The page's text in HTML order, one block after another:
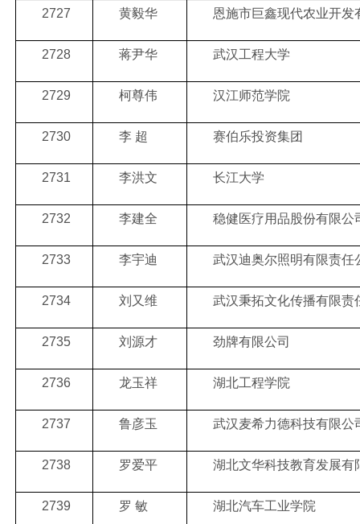
2727 黄毅华 恩施市巨鑫现代农业开发
2728 蒋尹华 武汉工程大学
2729 柯尊伟 汉江师范学院
2730 李 超 赛伯乐投资集团
2731 李洪文 长江大学
2732 李建全 稳健医疗用品股份有限公
2733 李宇迪 武汉迪奥尔照明有限责任
2734 刘又维 武汉秉拓文化传播有限责
2735 刘源才 劲牌有限公司
2736 龙玉祥 湖北工程学院
2737 鲁彦玉 武汉麦希力德科技有限公
2738 罗爱平 湖北文华科技教育发展有
2739 罗 敏 湖北汽车工业学院